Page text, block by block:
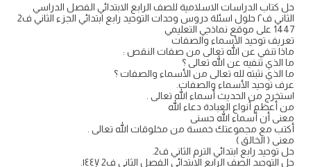
حل كتاب الدراسات الاسلامية للصف الرابع الابتدائي الفصل الدراسي
الثاني ف٢ حلول اسئلة دروس وحدات التوحيد رابع ابتدائي الجزء الثاني ف2
1447 على موقع نماذجي التعليمي
تعريف توحيد الأسماء والصفات
ماذا تنفي عن الله تعالى من صفات النقص :
ما الذي تنفيه عن الله تعالى ؟
ما الذي نثبته لله تعالى من الأسماء والصفات ؟
عرف توحيد الأسماء والصفات.
استخرج من الحديث أسماء الله تعالى .
من أعظم أنواع العبادة دعاء الله
معنى أن أسماء الله حسنى
أكتب مع مجموعتك خمسة من مخلوقات الله تعالى .
معنى ( الخالق )
حل توحيد رابع ابتدائي الترم الثاني ف2.
حل التوحيد الصف الرابع الابتدائي الفصل الثاني ف2 ١٤٤٧.